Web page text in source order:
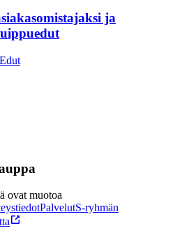
ja
Edut
ovat muotoa
PalvelutS-ryhmän